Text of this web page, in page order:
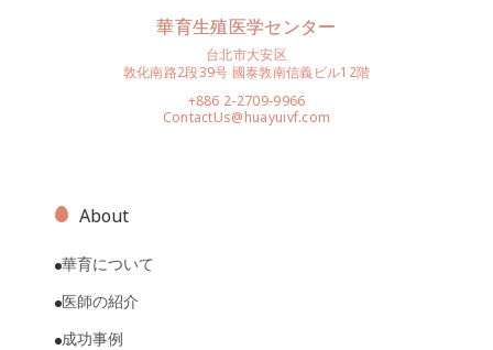
華育生殖医学センター
台北市大安区
敦化南路2段39号 國泰敦南信義ビル12階
+886 2-2709-9966
ContactUs@huayuivf.com
About
華育について
医師の紹介
成功事例